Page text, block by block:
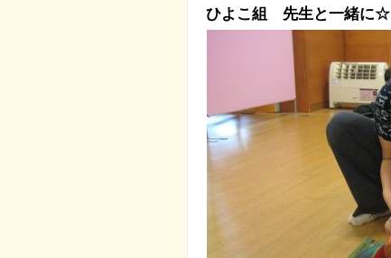
ひよこ組 先生と一緒に☆